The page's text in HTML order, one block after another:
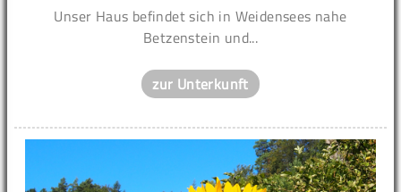
Unser Haus befindet sich in Weidensees nahe
Betzenstein und...
zur Unterkunft